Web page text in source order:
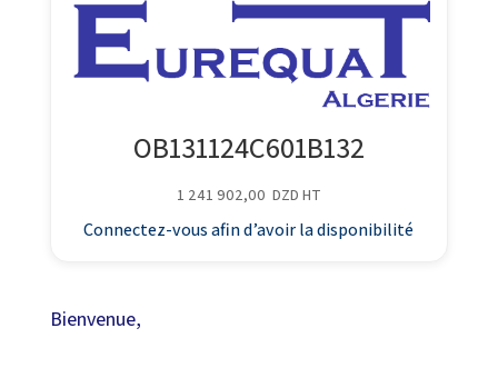
OB131124C601B132
1 241 902,00 DZD HT
Connectez-vous afin d’avoir la disponibilité
Bienvenue,